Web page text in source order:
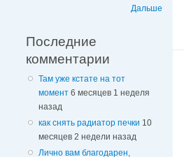
Дальше
Последние
комментарии
Там уже кстате на тот
момент 6 месяцев 1 неделя
назад
как снять радиатор печки 10
месяцев 2 недели назад
Лично вам благодарен,